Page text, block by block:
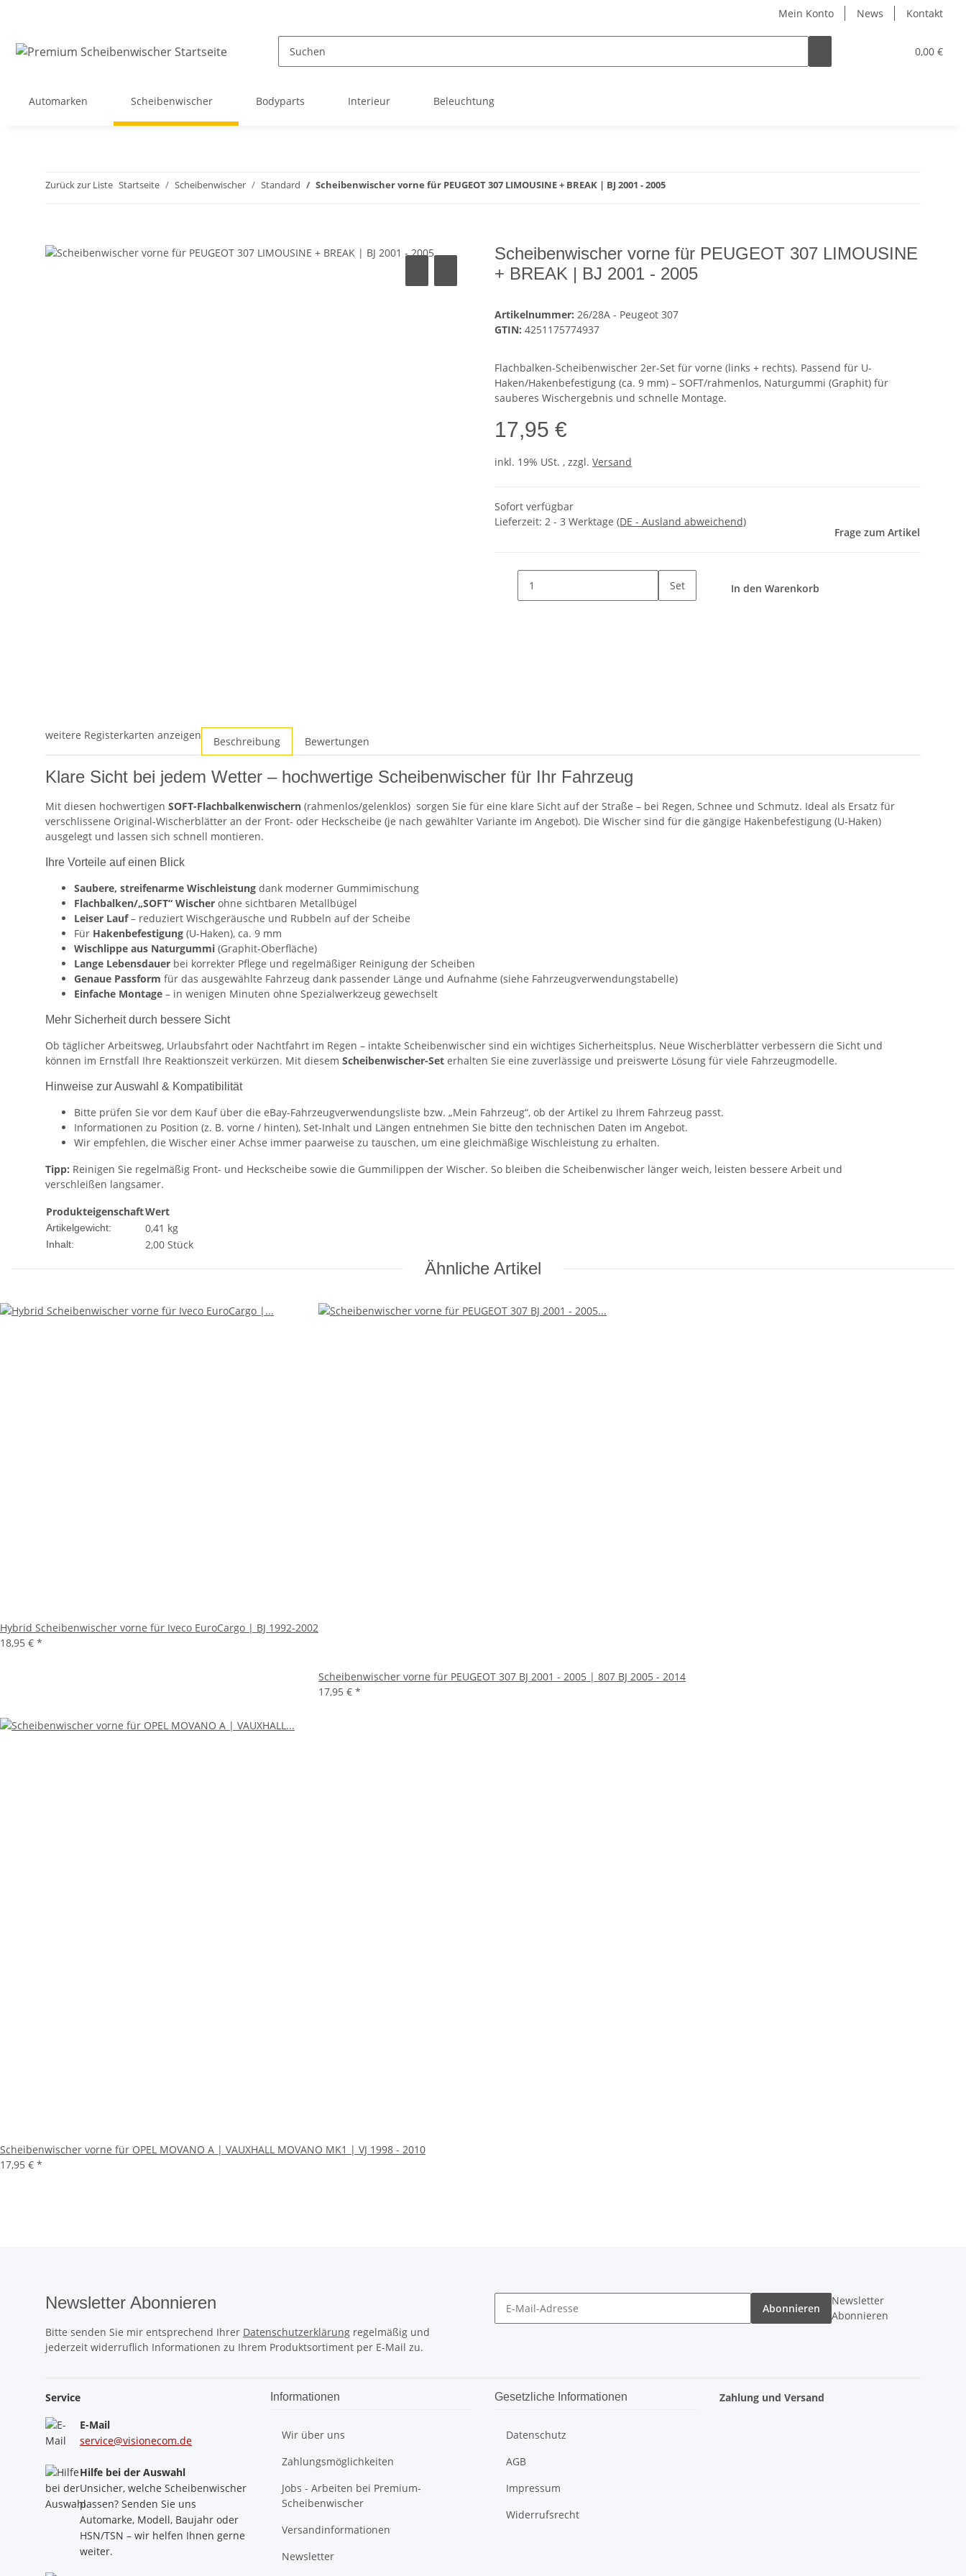
Mein Konto News Kontakt
0,00 €
Automarken Scheibenwischer Bodyparts Interieur Beleuchtung
Zurück zur Liste Startseite Scheibenwischer Standard Scheibenwischer vorne für PEUGEOT 307 LIMOUSINE + BREAK | BJ 2001 - 2005
Scheibenwischer vorne für PEUGEOT 307 LIMOUSINE
+ BREAK | BJ 2001 - 2005
Artikelnummer: 26/28A - Peugeot 307
GTIN: 4251175774937
Flachbalken-Scheibenwischer 2er-Set für vorne (links + rechts). Passend für U-
Haken/Hakenbefestigung (ca. 9 mm) – SOFT/rahmenlos, Naturgummi (Graphit) für
sauberes Wischergebnis und schnelle Montage.
17,95 €
inkl. 19% USt. , zzgl. Versand
Sofort verfügbar
Lieferzeit: 2 - 3 Werktage (DE - Ausland abweichend)
Frage zum Artikel
Set In den Warenkorb
weitere Registerkarten anzeigen Beschreibung Bewertungen
Klare Sicht bei jedem Wetter – hochwertige Scheibenwischer für Ihr Fahrzeug
Mit diesen hochwertigen SOFT-Flachbalkenwischern (rahmenlos/gelenklos) sorgen Sie für eine klare Sicht auf der Straße – bei Regen, Schnee und Schmutz. Ideal als Ersatz für
verschlissene Original-Wischerblätter an der Front- oder Heckscheibe (je nach gewählter Variante im Angebot). Die Wischer sind für die gängige Hakenbefestigung (U-Haken)
ausgelegt und lassen sich schnell montieren.
Ihre Vorteile auf einen Blick
Saubere, streifenarme Wischleistung dank moderner Gummimischung
Flachbalken/„SOFT“ Wischer ohne sichtbaren Metallbügel
Leiser Lauf– reduziert Wischgeräusche und Rubbeln auf der Scheibe
Für Hakenbefestigung (U-Haken), ca. 9 mm
Wischlippe aus Naturgummi (Graphit-Oberfläche)
Lange Lebensdauer bei korrekter Pflege und regelmäßiger Reinigung der Scheiben
Genaue Passform für das ausgewählte Fahrzeug dank passender Länge und Aufnahme (siehe Fahrzeugverwendungstabelle)
Einfache Montage – in wenigen Minuten ohne Spezialwerkzeug gewechselt
Mehr Sicherheit durch bessere Sicht
Ob täglicher Arbeitsweg, Urlaubsfahrt oder Nachtfahrt im Regen – intakte Scheibenwischer sind ein wichtiges Sicherheitsplus. Neue Wischerblätter verbessern die Sicht und
können im Ernstfall Ihre Reaktionszeit verkürzen. Mit diesem Scheibenwischer-Set erhalten Sie eine zuverlässige und preiswerte Lösung für viele Fahrzeugmodelle.
Hinweise zur Auswahl & Kompatibilität
Bitte prüfen Sie vor dem Kauf über die eBay-Fahrzeugverwendungsliste bzw. „Mein Fahrzeug“, ob der Artikel zu Ihrem Fahrzeug passt.
Informationen zu Position (z. B. vorne / hinten), Set-Inhalt und Längen entnehmen Sie bitte den technischen Daten im Angebot.
Wir empfehlen, die Wischer einer Achse immer paarweise zu tauschen, um eine gleichmäßige Wischleistung zu erhalten.
Tipp: Reinigen Sie regelmäßig Front- und Heckscheibe sowie die Gummilippen der Wischer. So bleiben die Scheibenwischer länger weich, leisten bessere Arbeit und
verschleißen langsamer.
ProdukteigenschaftWert
Artikelgewicht: 0,41 kg
Inhalt: 2,00 Stück
Ähnliche Artikel
Hybrid Scheibenwischer vorne für Iveco EuroCargo | BJ 1992-2002
18,95 € *
Scheibenwischer vorne für PEUGEOT 307 BJ 2001 - 2005 | 807 BJ 2005 - 2014
17,95 € *
Scheibenwischer vorne für OPEL MOVANO A | VAUXHALL MOVANO MK1 | VJ 1998 - 2010
17,95 € *
Newsletter Abonnieren
Bitte senden Sie mir entsprechend Ihrer Datenschutzerklärung regelmäßig und
jederzeit widerruflich Informationen zu Ihrem Produktsortiment per E-Mail zu.
Abonnieren
Newsletter
Abonnieren
Service
E-Mail
service@visionecom.de
Hilfe bei der Auswahl
Unsicher, welche Scheibenwischer
passen? Senden Sie uns
Automarke, Modell, Baujahr oder
HSN/TSN – wir helfen Ihnen gerne
weiter.
Informationen
Wir über uns
Zahlungsmöglichkeiten
Jobs - Arbeiten bei Premium-
Scheibenwischer
Versandinformationen
Newsletter
Gesetzliche Informationen
Datenschutz
AGB
Impressum
Widerrufsrecht
Zahlung und Versand